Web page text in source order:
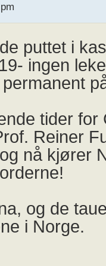
puttet i
ingen
tider for
Reiner
nå kjører
og de
i Norge.